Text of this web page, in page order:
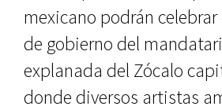
mexicano podrán
de gobierno del
explanada del Zócalo
donde diversos artistas